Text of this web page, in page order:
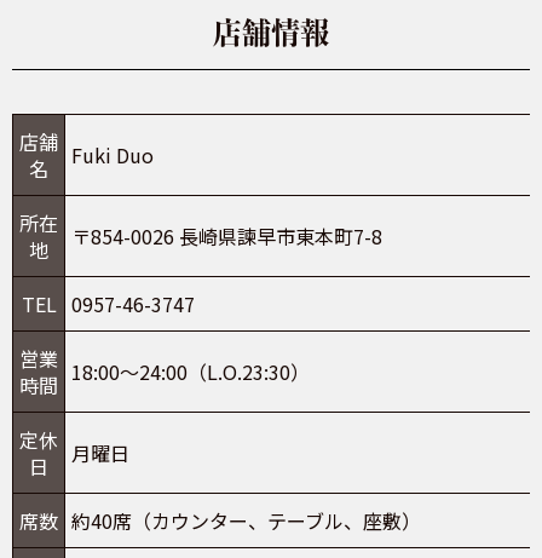
店舗情報
店舗
名
Fuki Duo
所在
地
〒854-0026 長崎県諫早市東本町7-8
TEL 0957-46-3747
営業
時間 18:00～24:00（L.O.23:30）
定休
日
月曜日
席数 約40席（カウンター、テーブル、座敷）